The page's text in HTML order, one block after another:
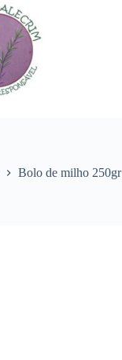
Bolo de milho 250gr